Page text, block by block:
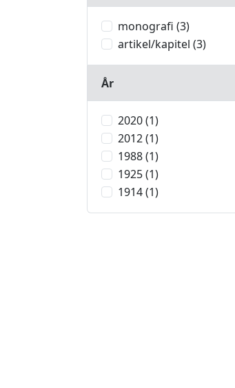
monografi (3)
artikel/kapitel (3)
År
2020 (1)
2012 (1)
1988 (1)
1925 (1)
1914 (1)